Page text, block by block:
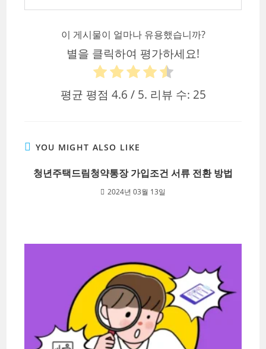
이 게시물이 얼마나 유용했습니까?
별을 클릭하여 평가하세요!
평균 평점 4.6 / 5. 리뷰 수: 25
YOU MIGHT ALSO LIKE
청년주택드림청약통장 가입조건 서류 전환 방법
2024년 03월 13일